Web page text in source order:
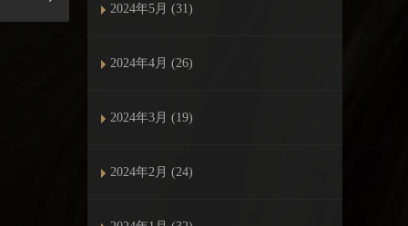
2024年5月 (31)
2024年4月 (26)
2024年3月 (19)
2024年2月 (24)